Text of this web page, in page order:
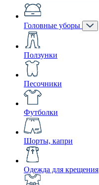
Головные уборы
Ползунки
Песочники
Футболки
Шорты, капри
Одежда для крещения